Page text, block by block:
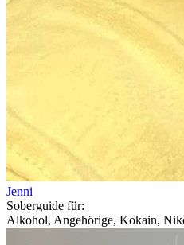
Jenni
Soberguide für:
Alkohol, Angehörige, Kokain,